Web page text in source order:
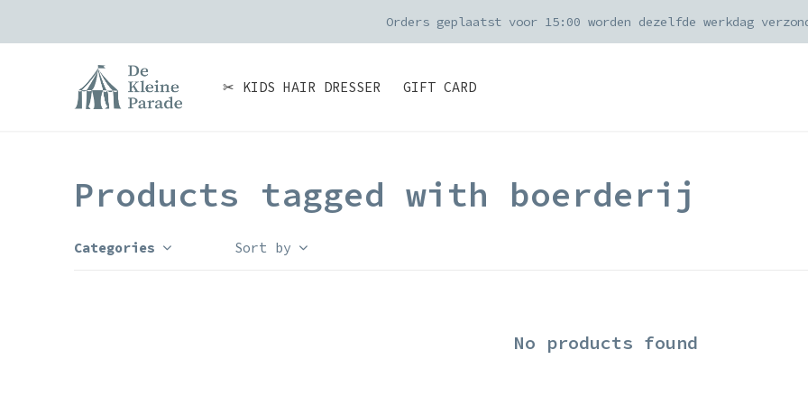
✂ KIDS HAIR DRESSER GIFT CARD
Orders geplaatst voor 15:00 worden dezelfde werkdag
Products tagged with boerderij
Categories Sort by
No products found